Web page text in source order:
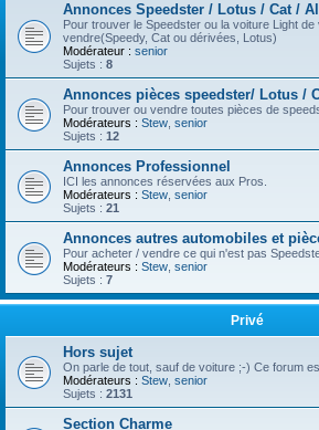
Annonces Speedster / Lotus / Cat /
Pour trouver le Speedster ou la voiture Light
vendre(Speedy, Cat ou dérivées, Lotus)
Modérateur : senior
Sujets : 8
Annonces pièces speedster/ Lotus /
Pour trouver ou vendre toutes pièces de
Modérateurs : Stew senior
Sujets : 12
Annonces Professionnel
ICI les annonces réservées aux Pros.
Modérateurs : Stew senior
Sujets : 21
Annonces autres automobiles et
Pour acheter / vendre ce qui n'est pas
Modérateurs : Stew senior
Sujets : 7
Privé
Hors sujet
On parle de tout, sauf de voiture ;-) Ce forum
Modérateurs : Stew senior
Sujets : 2131
Section Charme